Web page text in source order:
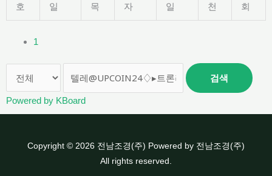
호
일
목
자
일
천
회
1
검색
Powered by KBoard
Copyright © 2026 전남조경(주) Powered by 전남조경(주)
All rights reserved.